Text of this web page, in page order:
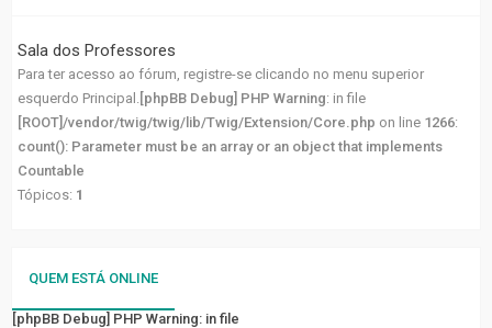
Registrar
Entrar
resposta
Sala dos Professores
Para ter acesso ao fórum, registre-se clicando no menu superior
esquerdo Principal. [phpBB Debug] PHP Warning: in file
[ROOT]/vendor/twig/twig/lib/Twig/Extension/Core.php on line 1266:
count(): Parameter must be an array or an object that implements
Countable
Tópicos: 1
QUEM ESTÁ ONLINE
[phpBB Debug] PHP Warning: in file